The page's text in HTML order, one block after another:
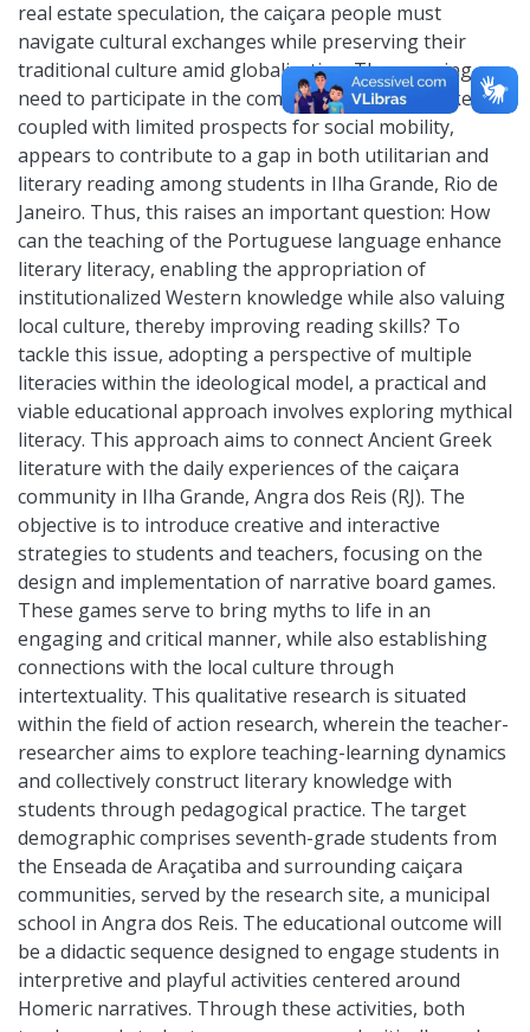
real estate speculation, the caiçara people must
navigate cultural exchanges while preserving their
traditional culture amid globalization. The pressing
need to participate in the community's labor market,
coupled with limited prospects for social mobility,
appears to contribute to a gap in both utilitarian and
literary reading among students in Ilha Grande, Rio de
Janeiro. Thus, this raises an important question: How
can the teaching of the Portuguese language enhance
literary literacy, enabling the appropriation of
institutionalized Western knowledge while also valuing
local culture, thereby improving reading skills? To
tackle this issue, adopting a perspective of multiple
literacies within the ideological model, a practical and
viable educational approach involves exploring mythical
literacy. This approach aims to connect Ancient Greek
literature with the daily experiences of the caiçara
community in Ilha Grande, Angra dos Reis (RJ). The
objective is to introduce creative and interactive
strategies to students and teachers, focusing on the
design and implementation of narrative board games.
These games serve to bring myths to life in an
engaging and critical manner, while also establishing
connections with the local culture through
intertextuality. This qualitative research is situated
within the field of action research, wherein the teacher-
researcher aims to explore teaching-learning dynamics
and collectively construct literary knowledge with
students through pedagogical practice. The target
demographic comprises seventh-grade students from
the Enseada de Araçatiba and surrounding caiçara
communities, served by the research site, a municipal
school in Angra dos Reis. The educational outcome will
be a didactic sequence designed to engage students in
interpretive and playful activities centered around
Homeric narratives. Through these activities, both